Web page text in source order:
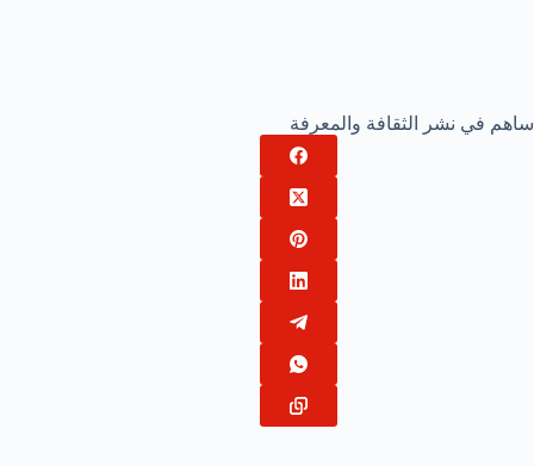
ساهم في نشر الثقافة والمعرفة